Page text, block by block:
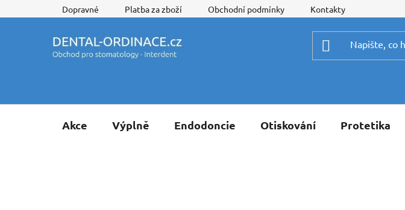
na
Dopravné Platba za zboží Obchodní podmínky Kontakty
Akce Výplně Endodoncie Otiskování Protetika